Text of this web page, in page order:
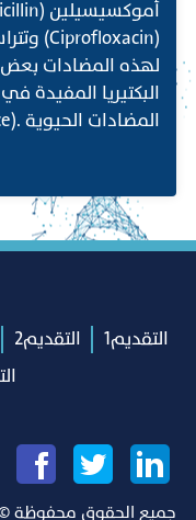
لهذه المضادات
البكتيريا المفيدة
المضادات الحيوية .(Antibiotic Resistance)
التقديم1 التقديم2
جميع الحقوق محفوظة ©